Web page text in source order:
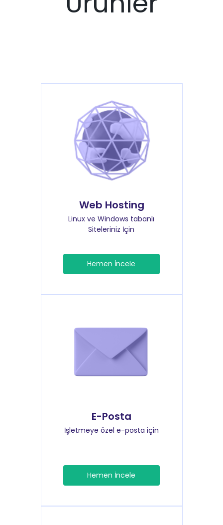
Web Hosting
Linux ve Windows tabanlı
Siteleriniz İçin
Hemen İncele
E-Posta
İşletmeye özel e-posta için
Hemen İncele